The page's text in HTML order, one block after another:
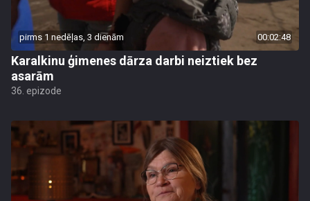
pirms 1 nedēļas, 3 dienām 00:02:48
Karalkinu ģimenes dārza darbi neiztiek bez
asarām
36. epizode